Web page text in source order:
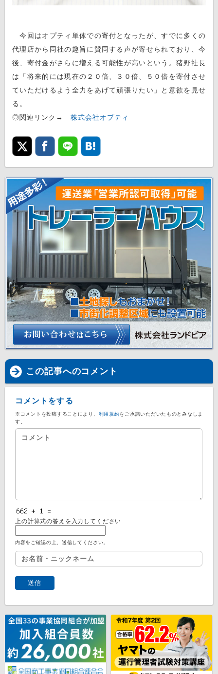
今回はオプティ単体での寄付となったが、すでに多くの
代理店から同社の趣旨に賛同する声が寄せられており、今
後、寄付金がさらに増える可能性が高いという。猪野社長
は「将来的には現在の２０倍、３０倍、５０倍を寄付させ
ていただけるよう全力をあげて頑張りたい」と意欲を見せ
る。
◎関連リンク→ 株式会社オプティ
この記事へのコメント
コメントをする
※コメントを投稿することにより、 利用規約をご承諾いただいたものとみなしま
す。
上の計算式の答えを入力してください
内容をご確認の上、送信してください。